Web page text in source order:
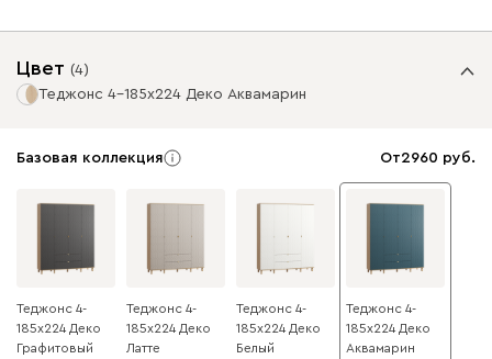
Цвет (4)
Теджонс 4-185x224 Деко Аквамарин
Базовая коллекция От2960
Теджонс 4-
185x224 Деко
Графитовый
Теджонс 4-
185x224 Деко
Латте
Теджонс 4-
185x224 Деко
Белый
Теджонс 4-
185x224 Деко
Аквамарин